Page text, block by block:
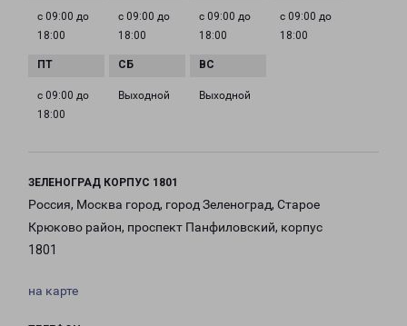
с 09:00 до
18:00
с 09:00 до
18:00
с 09:00 до
18:00
с 09:00 до
18:00
с 09:00 до
18:00
Выходной Выходной
ЗЕЛЕНОГРАД КОРПУС 1801
Россия, Москва город, город Зеленоград, Старое
Крюково район, проспект Панфиловский, корпус
1801
на карте